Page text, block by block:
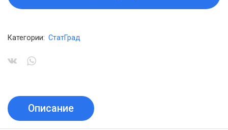
Категории: СтатГрад
Описание